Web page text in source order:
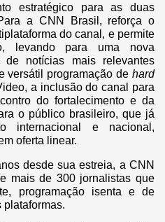
estratégico para as duas
a CNN Brasil, reforça o
do canal, e permite
levando para uma nova
notícias mais relevantes
versátil programação de hard
a inclusão do canal para
do fortalecimento e da
o público brasileiro, que já
internacional e nacional,
oferta linear.
desde sua estreia, a CNN
mais de 300 jornalistas que
programação isenta e de
plataformas.